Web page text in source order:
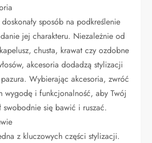
sposób na podkreślenie
jej charakteru. Niezależnie od
chusta, krawat czy ozdobne
akcesoria dodadzą stylizacji
Wybierając akcesoria, zwróć
wygodę i funkcjonalność, aby Twój
swobodnie się bawić i ruszać.
z kluczowych części stylizacji.